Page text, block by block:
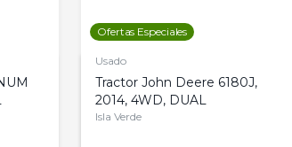
Ofertas Especiales
Usado
Tractor John Deere 6180J,
2014, 4WD, DUAL
Isla Verde